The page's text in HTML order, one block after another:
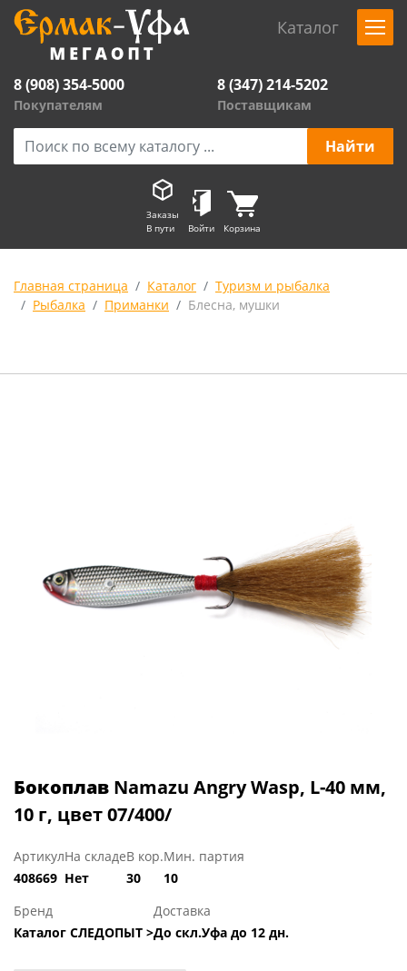
Каталог
8 (908) 354-5000
Покупателям
8 (347) 214-5202
Поставщикам
Заказы
В пути
Войти Корзина
Главная страница Каталог
Туризм и рыбалка
Рыбалка
Приманки Блесна, мушки
Бокоплав Namazu Angry Wasp, L-40 мм,
10 г, цвет 07/400/
Артикул
408669
На складе
Нет
В кор.
30
Мин. партия
10
Бренд
Каталог СЛЕДОПЫТ >
Доставка
До скл.Уфа до 12 дн.